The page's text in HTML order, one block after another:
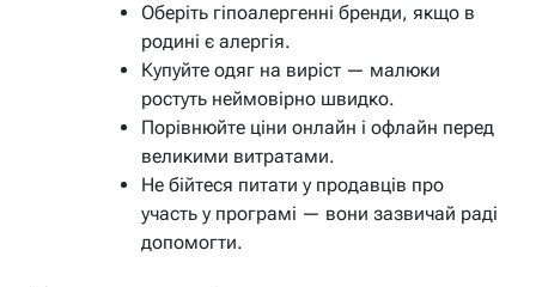
Оберіть гіпоалергенні бренди, якщо в
родині є алергія.
Купуйте одяг на виріст — малюки
ростуть неймовірно швидко.
Порівнюйте ціни онлайн і офлайн перед
великими витратами.
Не бійтеся питати у продавців про
участь у програмі — вони зазвичай раді
допомогти.